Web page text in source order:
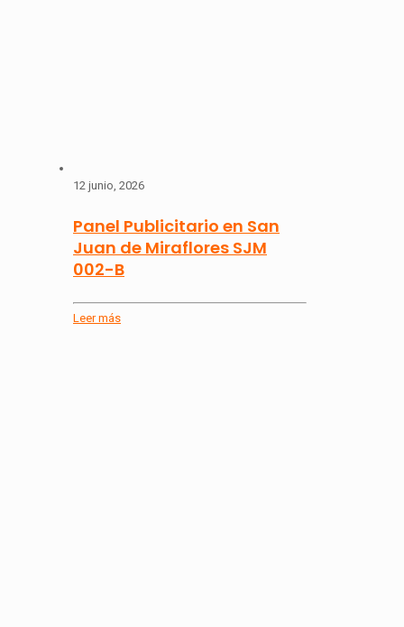
12 junio, 2026
Panel Publicitario en San
Juan de Miraflores SJM
002-B
Leer más